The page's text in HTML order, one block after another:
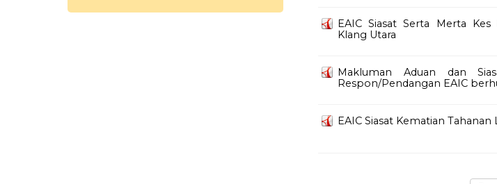
EAIC Siasat Serta Merta
Klang Utara
Makluman Aduan dan
Respon/Pendangan EAIC
EAIC Siasat Kematian